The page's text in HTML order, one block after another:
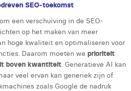
SEO-toekomst
een verschuiving in de SEO-
op het maken van meer
hoge kwaliteit en optimaliseren voor
Daarom moeten we prioriteit
boven kwantiteit. Generatieve AI kan
veel ervan kan generiek zijn of
zoals Google de nadruk